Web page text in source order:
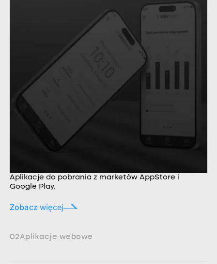
Aplikacje do pobrania z marketów AppStore i
Google Play.
Zobacz więcej
02Aplikacje webowe